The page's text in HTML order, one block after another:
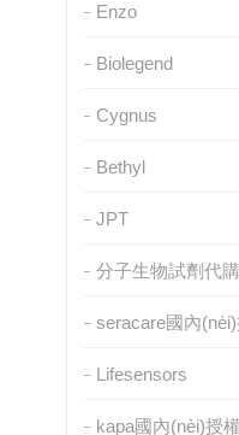
Enzo
Biolegend
Cygnus
Bethyl
JPT
分子生物試劑代購
seracare國內
Lifesensors
kapa國內(nèi)授